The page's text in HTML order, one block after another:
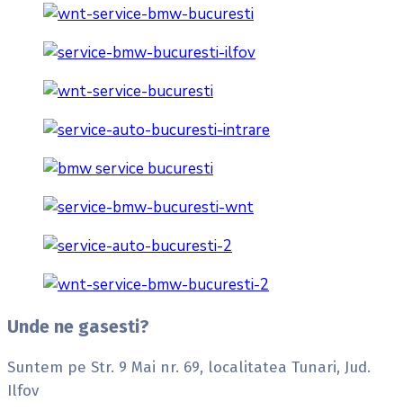
Unde ne gasesti?
Suntem pe Str. 9 Mai nr. 69, localitatea Tunari, Jud.
Ilfov